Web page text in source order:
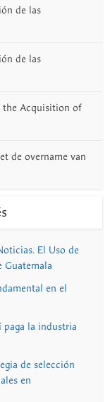
de las
de las
the Acquisition of
de overname van
El Uso de
Guatemala
en el
paga la industria
de selección
en